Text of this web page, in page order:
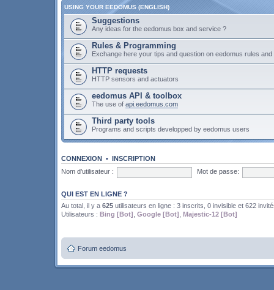
USING YOUR EEDOMUS (ENGLISH)
Suggestions
Any ideas for the eedomus box and service ?
Rules & Programming
Exchange here your tips and question on eedomus rules and
HTTP requests
HTTP sensors and actuators
eedomus API & toolbox
The use of api.eedomus.com
Third party tools
Programs and scripts developped by eedomus users
CONNEXION • INSCRIPTION
Nom d’utilisateur :
Mot de passe:
QUI EST EN LIGNE ?
Au total, il y a 625 utilisateurs en ligne : 3 inscrits, 0 invisible et 622
Utilisateurs : Bing [Bot] Google [Bot] Majestic-12 [Bot]
Forum eedomus